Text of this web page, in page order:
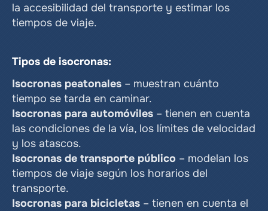
la accesibilidad del transporte y estimar los
tiempos de viaje.
Tipos de isocronas:
Isocronas peatonales – muestran cuánto
tiempo se tarda en caminar.
Isocronas para automóviles – tienen en cuenta
las condiciones de la vía, los límites de velocidad
y los atascos.
Isocronas de transporte público – modelan los
tiempos de viaje según los horarios del
transporte.
Isocronas para bicicletas – tienen en cuenta el